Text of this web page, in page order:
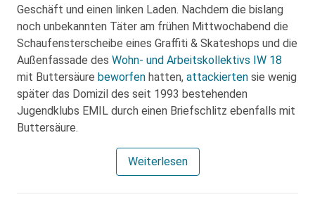
Geschäft und einen linken Laden. Nachdem die bislang
noch unbekannten Täter am frühen Mittwochabend die
Schaufensterscheibe eines Graffiti & Skateshops und die
Außenfassade des Wohn- und Arbeitskollektivs IW 18
mit Buttersäure beworfen hatten, attackierten sie wenig
später das Domizil des seit 1993 bestehenden
Jugendklubs EMIL durch einen Briefschlitz ebenfalls mit
Buttersäure.
Weiterlesen